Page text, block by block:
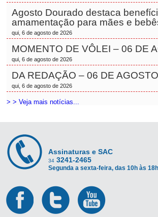
Agosto Dourado destaca
amamentação para mães e
qui, 6 de agosto de 2026
MOMENTO DE VÔLEI – 06 DE
qui, 6 de agosto de 2026
DA REDAÇÃO – 06 DE AGOSTO
qui, 6 de agosto de 2026
> > Veja mais notícias...
Assinaturas e SAC
34 3241-2465
Segunda a sexta-feira, das 10h às